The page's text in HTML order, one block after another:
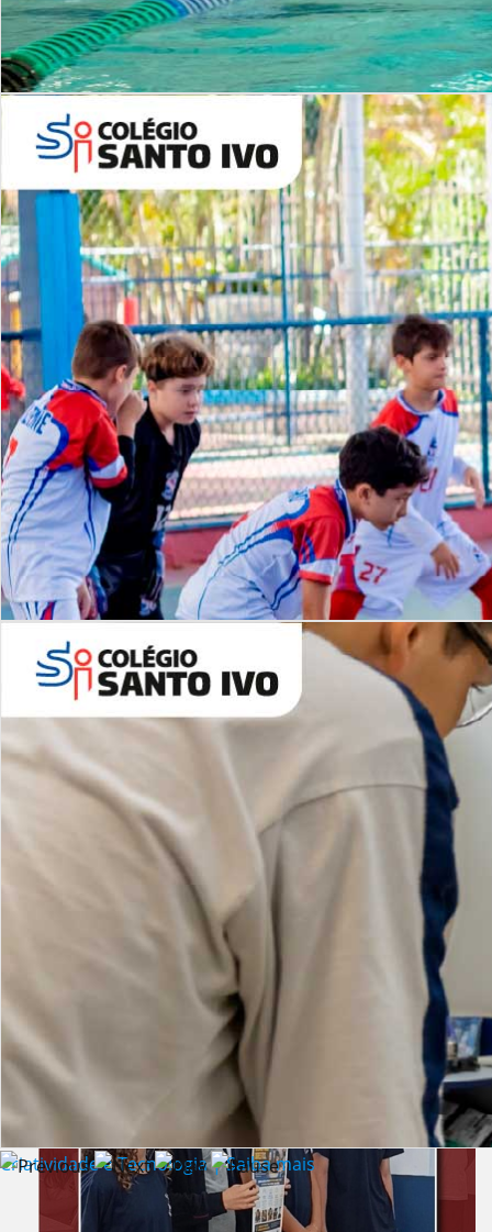
Período Integral | Saiba mais
Desafios | Saiba mais
Criatividade e Tecnologia | Saiba mais
Lista de vídeos
NOSSOCANAL